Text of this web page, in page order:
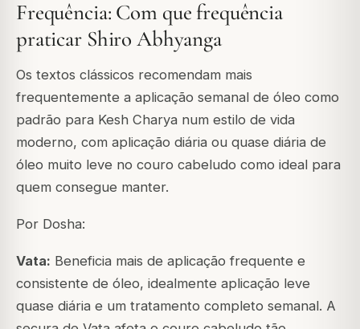
Frequência: Com que frequência
praticar Shiro Abhyanga
Os textos clássicos recomendam mais
frequentemente a aplicação semanal de óleo como
padrão para Kesh Charya num estilo de vida
moderno, com aplicação diária ou quase diária de
óleo muito leve no couro cabeludo como ideal para
quem consegue manter.
Por Dosha:
Vata: Beneficia mais de aplicação frequente e
consistente de óleo, idealmente aplicação leve
quase diária e um tratamento completo semanal. A